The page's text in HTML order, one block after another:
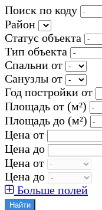
Поиск по коду
Район
Статус объекта
Тип объекта
Спальни от
Санузлы от
Год постройки от
Площадь от (м²)
Площадь до (м²)
Цена от
Цена до
Цена от
Цена до
Больше полей